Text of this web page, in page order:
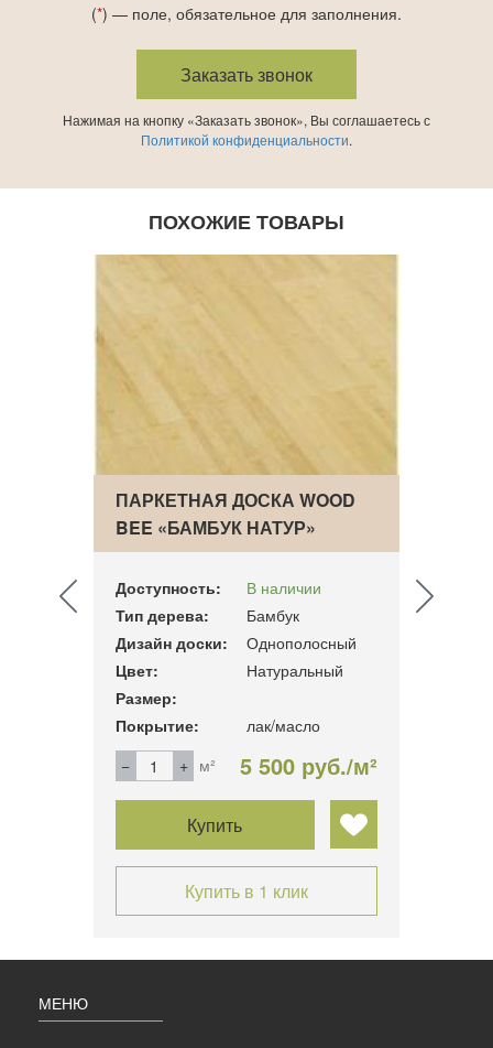
(*) — поле, обязательное для заполнения.
Нажимая на кнопку «Заказать звонок», Вы соглашаетесь с
Политикой конфиденциальности.
ПОХОЖИЕ ТОВАРЫ
ПАРКЕТНАЯ ДОСКА WOOD
BEE «БАМБУК НАТУР»
Доступность:
В наличии
Тип дерева:
Бамбук
Дизайн доски:
Однополосный
Цвет:
Натуральный
Размер:
Покрытие:
лак/масло
м²
5 500 руб./м²
Купить
Купить в 1 клик
МЕНЮ